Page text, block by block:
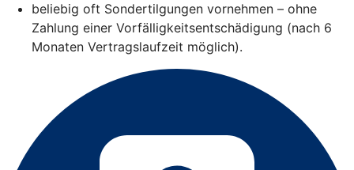
beliebig oft Sondertilgungen vornehmen – ohne
Zahlung einer Vorfälligkeitsentschädigung (nach 6
Monaten Vertragslaufzeit möglich).